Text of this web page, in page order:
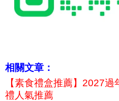
相關文章：
【素食禮盒推薦】2027
禮人氣推薦